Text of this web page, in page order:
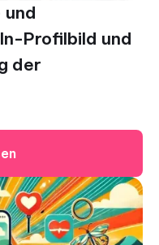
Profilbild und
der